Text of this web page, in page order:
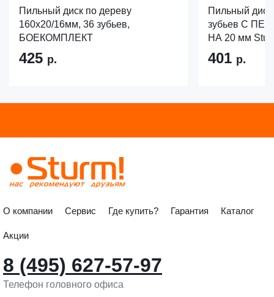
Пильный диск по дереву
160x20/16мм, 36 зубьев,
БОЕКОМПЛЕКТ
425 р.
Пильный
зубьев С
НА 20 мм
401 р.
О компании Сервис Где купить? Гарантия Каталог
Акции
8 (495) 627-57-97
Телефон головного офиса